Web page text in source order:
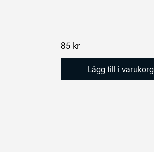
85 kr
Lägg till i varukorg